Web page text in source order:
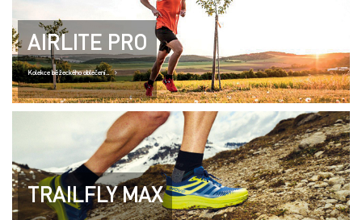
AIRLITE PRO
Kolekce běžeckého oblečení..
TRAILFLY MAX